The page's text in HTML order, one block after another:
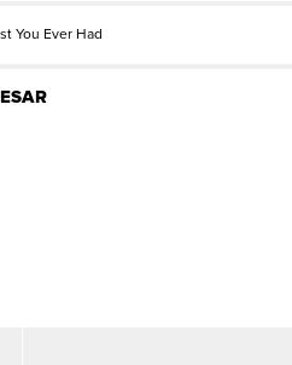
You Ever Had